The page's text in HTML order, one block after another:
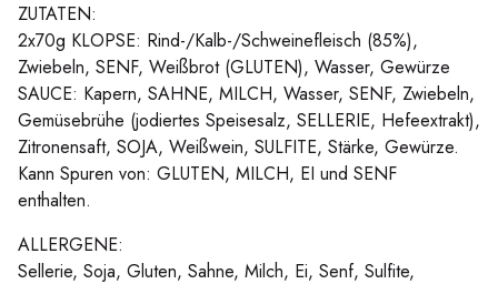
ZUTATEN:
2x70g KLOPSE: Rind-/Kalb-/Schweinefleisch (85%),
Zwiebeln, SENF, Weißbrot (GLUTEN), Wasser, Gewürze
SAUCE: Kapern, SAHNE, MILCH, Wasser, SENF, Zwiebeln,
Gemüsebrühe (jodiertes Speisesalz, SELLERIE, Hefeextrakt),
Zitronensaft, SOJA, Weißwein, SULFITE, Stärke, Gewürze.
Kann Spuren von: GLUTEN, MILCH, EI und SENF
enthalten.
ALLERGENE:
Sellerie, Soja, Gluten, Sahne, Milch, Ei, Senf, Sulfite,